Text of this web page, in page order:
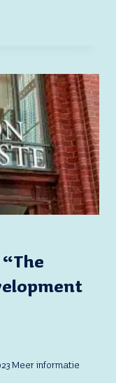
Meer informatie